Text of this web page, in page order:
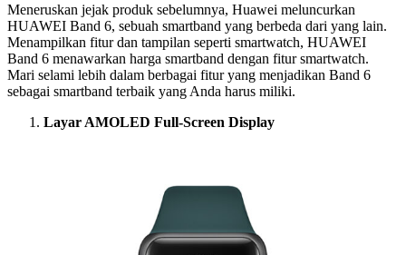
Meneruskan jejak produk sebelumnya, Huawei meluncurkan
HUAWEI Band 6, sebuah smartband yang berbeda dari yang lain.
Menampilkan fitur dan tampilan seperti smartwatch, HUAWEI
Band 6 menawarkan harga smartband dengan fitur smartwatch.
Mari selami lebih dalam berbagai fitur yang menjadikan Band 6
sebagai smartband terbaik yang Anda harus miliki.
Layar AMOLED Full-Screen Display